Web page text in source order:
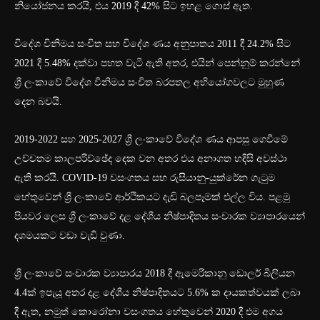
නියෝජනය කරයි, එය 2019 දී 42% සිට ඉහළ ගොස් ඇත.
විදේශ විනිමය සංචිත සහ විදේශ ණය අනුපාතය 2011 දී 24.2% සිට
2021 දී 5.48% දක්වා පහත වැටී ඇති අතර, එයින් පෙන්නුම් කරන්නේ
ශ්‍රී ලංකාවේ විදේශ විනිමය සංචිත බරපතල අභියෝගවලට මුහුණ
දෙන බවයි.
2019-2022 සහ 2025-2027 ශ්‍රී ලංකාවේ විදේශ ණය ආපසු ගෙවීමේ
උච්චතම කාලපරිච්ඡේද දෙක වන අතර එය අනාගත හදිසි අවස්ථා
ඇති කරයි. COVID-19 වසංගතය සහ රුසියානු-යුක්රේන ගැටුම
හේතුවෙන් ශ්‍රී ලංකාවේ ආර්ථිකයට දැඩි බලපෑමක් එල්ල විය. පළමු
පියවර ලෙස ශ්‍රී ලංකාවේ දළ දේශීය නිෂ්පාදිතය සංචාරක ව්‍යාපාරයෙන්
දශමයකට වඩා වැඩි වුණා.
ශ්‍රී ලංකාවේ සංචාරක ව්‍යාපාරය 2018 දී ඇමෙරිකානු ඩොලර් බිලියන
4.4ක් ඉපැයූ අතර දළ දේශීය නිෂ්පාදිතයට 5.6% ක දායකත්වයක් ලබා
දී ඇත, නමුත් කොරෝනා වසංගතය හේතුවෙන් 2020 දී එම අගය